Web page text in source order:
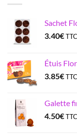
Sachet
3.40€TTC
Étuis
3.85€TTC
Galette
4.50€TTC